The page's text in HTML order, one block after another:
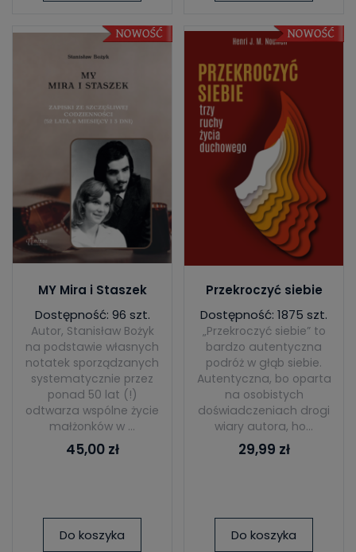
MY Mira i Staszek
Dostępność: 96 szt.
Autor, Stanisław Bożyk
na podstawie własnych
notatek sporządzanych
systematycznie przez
ponad 50 lat (!)
odtwarza wspólne życie
małżonków w ...
45,00 zł
Do koszyka
Przekroczyć siebie
Dostępność: 1875 szt.
„Przekroczyć siebie” to
bardzo autentyczna
podróż w głąb siebie.
Autentyczna, bo oparta
na osobistych
doświadczeniach drogi
wiary autora, ho...
29,99 zł
Do koszyka